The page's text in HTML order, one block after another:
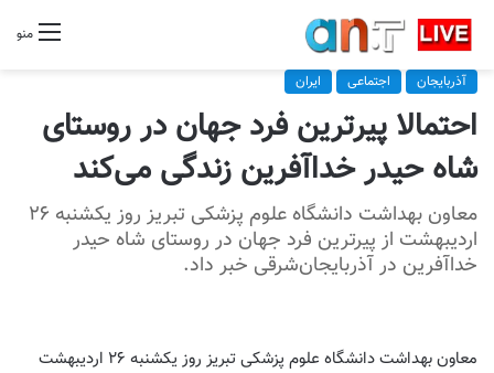
منو
آذربایجان اجتماعی ایران
احتمالا پیرترین فرد جهان در روستای
شاه حیدر خداآفرین زندگی می‌کند
معاون بهداشت دانشگاه علوم پزشکی تبریز روز یکشنبه ۲۶
اردیبهشت از پیرترین فرد جهان در روستای شاه حیدر
خداآفرین در آذربایجان‌شرقی خبر داد.
معاون بهداشت دانشگاه علوم پزشکی تبریز روز یکشنبه ۲۶ اردیبهشت